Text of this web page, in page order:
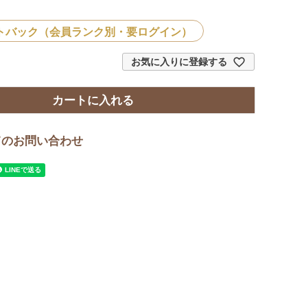
バック（会員ランク別・要ログイン）
お気に入りに登録する
カートに入れる
お問い合わせ